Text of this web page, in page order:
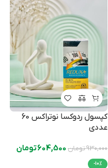
کپسول ردوکسا نوتراکس 60
عددی
930,000تومان 604,500تومان
-10%